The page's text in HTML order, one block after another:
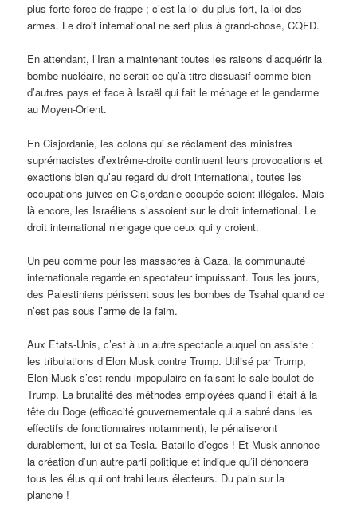
plus forte force de frappe ; c’est la loi du plus fort, la loi des
armes. Le droit international ne sert plus à grand-chose, CQFD.
En attendant, l’Iran a maintenant toutes les raisons d’acquérir la
bombe nucléaire, ne serait-ce qu’à titre dissuasif comme bien
d’autres pays et face à Israël qui fait le ménage et le gendarme
au Moyen-Orient.
En Cisjordanie, les colons qui se réclament des ministres
suprémacistes d’extrême-droite continuent leurs provocations et
exactions bien qu’au regard du droit international, toutes les
occupations juives en Cisjordanie occupée soient illégales. Mais
là encore, les Israéliens s’assoient sur le droit international. Le
droit international n’engage que ceux qui y croient.
Un peu comme pour les massacres à Gaza, la communauté
internationale regarde en spectateur impuissant. Tous les jours,
des Palestiniens périssent sous les bombes de Tsahal quand ce
n’est pas sous l’arme de la faim.
Aux Etats-Unis, c’est à un autre spectacle auquel on assiste :
les tribulations d’Elon Musk contre Trump. Utilisé par Trump,
Elon Musk s’est rendu impopulaire en faisant le sale boulot de
Trump. La brutalité des méthodes employées quand il était à la
tête du Doge (efficacité gouvernementale qui a sabré dans les
effectifs de fonctionnaires notamment), le pénaliseront
durablement, lui et sa Tesla. Bataille d’egos ! Et Musk annonce
la création d’un autre parti politique et indique qu’il dénoncera
tous les élus qui ont trahi leurs électeurs. Du pain sur la
planche !